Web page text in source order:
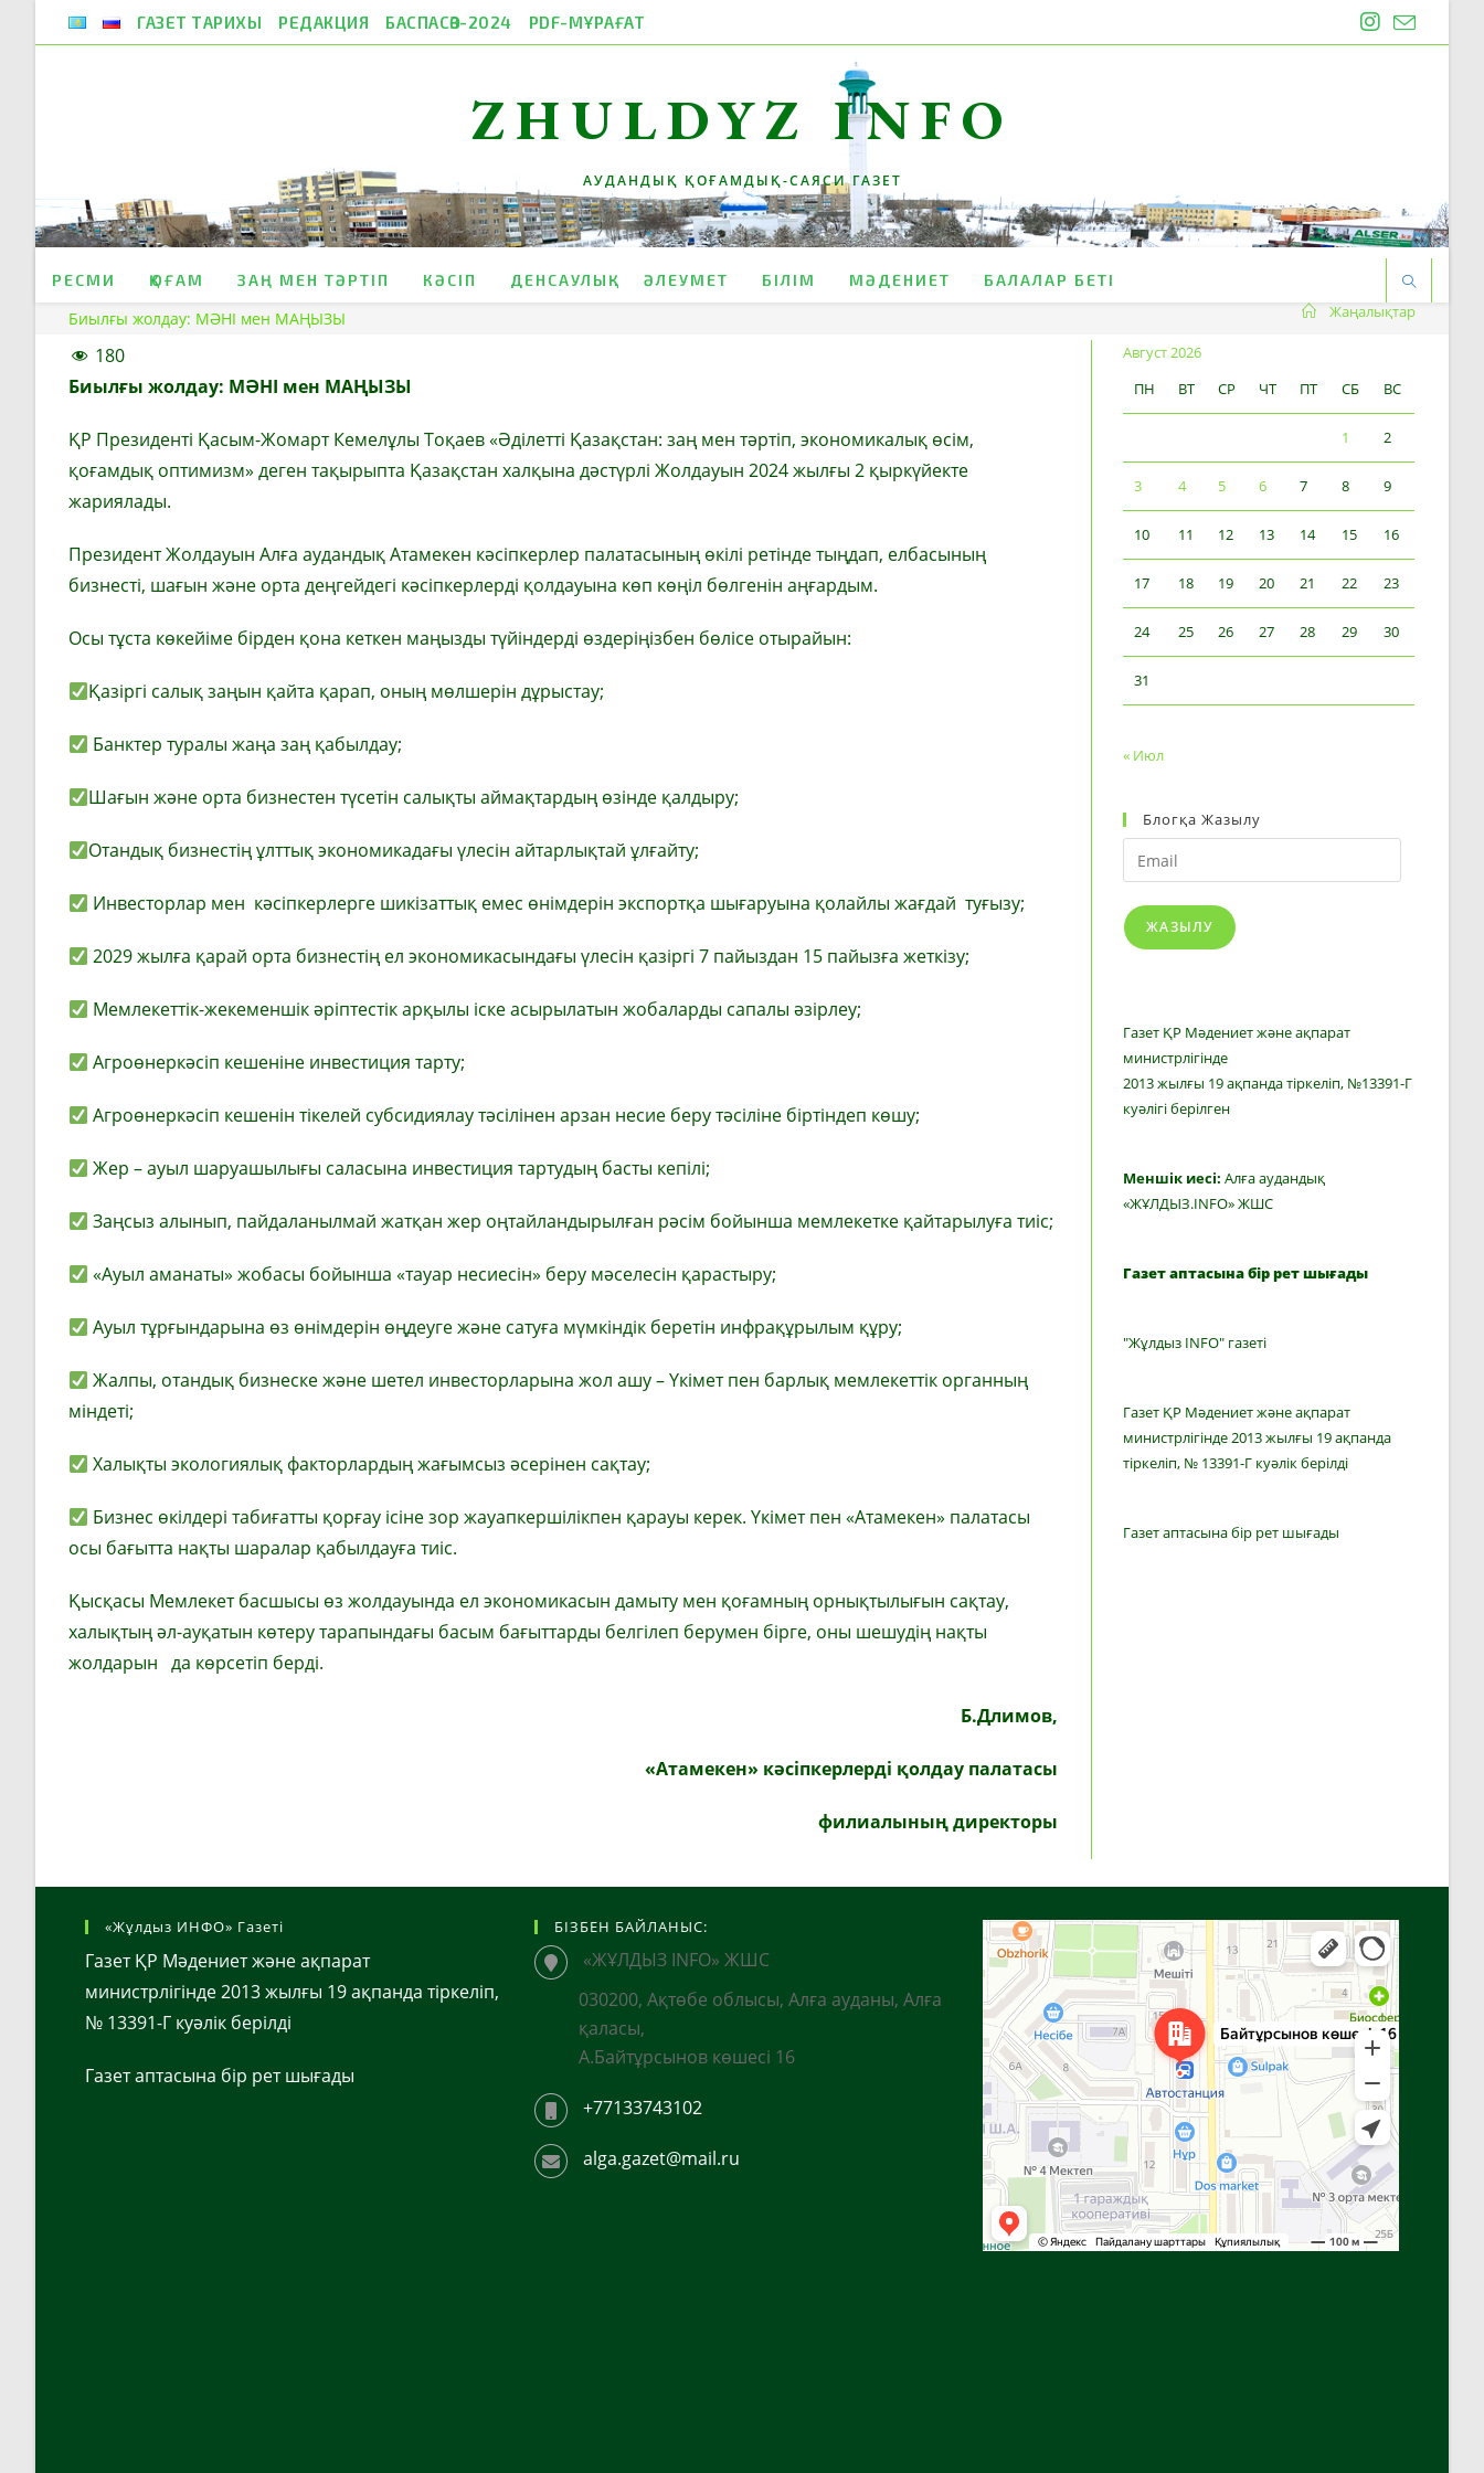
ГАЗЕТ ТАРИХЫ РЕДАКЦИЯ БАСПАСӨЗ-2024 PDF-МҰРАҒАТ
ZHULDYZ INFO
АУДАНДЫҚ ҚОҒАМДЫҚ-САЯСИ ГАЗЕТ
РЕСМИ ҚОҒАМ ЗАҢ МЕН ТӘРТІП КӘСІП ДЕНСАУЛЫҚ ӘЛЕУМЕТ БІЛІМ МӘДЕНИЕТ БАЛАЛАР БЕТІ
Биылғы жолдау: МӘНІ мен МАҢЫЗЫ Жаңалықтар
180
Биылғы жолдау: МӘНІ мен МАҢЫЗЫ
ҚР Президенті Қасым-Жомарт Кемелұлы Тоқаев «Әділетті Қазақстан: заң мен тәртіп, экономикалық өсім,
қоғамдық оптимизм» деген тақырыпта Қазақстан халқына дәстүрлі Жолдауын 2024 жылғы 2 қыркүйекте
жариялады.
Президент Жолдауын Алға аудандық Атамекен кәсіпкерлер палатасының өкілі ретінде тыңдап, елбасының
бизнесті, шағын және орта деңгейдегі кәсіпкерлерді қолдауына көп көңіл бөлгенін аңғардым.
Осы тұста көкейіме бірден қона кеткен маңызды түйіндерді өздеріңізбен бөлісе отырайын:
Қазіргі салық заңын қайта қарап, оның мөлшерін дұрыстау;
Банктер туралы жаңа заң қабылдау;
Шағын және орта бизнестен түсетін салықты аймақтардың өзінде қалдыру;
Отандық бизнестің ұлттық экономикадағы үлесін айтарлықтай ұлғайту;
Инвесторлар мен кәсіпкерлерге шикізаттық емес өнімдерін экспортқа шығаруына қолайлы жағдай туғызу;
2029 жылға қарай орта бизнестің ел экономикасындағы үлесін қазіргі 7 пайыздан 15 пайызға жеткізу;
Мемлекеттік-жекеменшік әріптестік арқылы іске асырылатын жобаларды сапалы әзірлеу;
Агроөнеркәсіп кешеніне инвестиция тарту;
Агроөнеркәсіп кешенін тікелей субсидиялау тәсілінен арзан несие беру тәсіліне біртіндеп көшу;
Жер – ауыл шаруашылығы саласына инвестиция тартудың басты кепілі;
Заңсыз алынып, пайдаланылмай жатқан жер оңтайландырылған рәсім бойынша мемлекетке қайтарылуға тиіс;
«Ауыл аманаты» жобасы бойынша «тауар несиесін» беру мәселесін қарастыру;
Ауыл тұрғындарына өз өнімдерін өңдеуге және сатуға мүмкіндік беретін инфрақұрылым құру;
Жалпы, отандық бизнеске және шетел инвесторларына жол ашу – Үкімет пен барлық мемлекеттік органның
міндеті;
Халықты экологиялық факторлардың жағымсыз әсерінен сақтау;
Бизнес өкілдері табиғатты қорғау ісіне зор жауапкершілікпен қарауы керек. Үкімет пен «Атамекен» палатасы
осы бағытта нақты шаралар қабылдауға тиіс.
Қысқасы Мемлекет басшысы өз жолдауында ел экономикасын дамыту мен қоғамның орнықтылығын сақтау,
халықтың әл-ауқатын көтеру тарапындағы басым бағыттарды белгілеп берумен бірге, оны шешудің нақты
жолдарын да көрсетіп берді.
Б.Длимов,
«Атамекен» кәсіпкерлерді қолдау палатасы
филиалының директоры
Август 2026
ПН
ВТ СР ЧТ ПТ СБ ВС
1 2
3 4 5 6 7 8 9
10 11 12 13 14 15 16
17 18 19 20 21 22 23
24 25 26 27 28 29 30
31
« Июл
Блогқа Жазылу
Email
ЖАЗЫЛУ
Газет ҚР Мәдениет және ақпарат
министрлігінде
2013 жылғы 19 ақпанда тіркеліп, №13391-Г
куәлігі берілген
Меншік иесі: Алға аудандық
«ЖҰЛДЫЗ.INFO» ЖШС
Газет аптасына бір рет шығады
"Жұлдыз INFO" газеті
Газет ҚР Мәдениет және ақпарат
министрлігінде 2013 жылғы 19 ақпанда
тіркеліп, № 13391-Г куәлік берілді
Газет аптасына бір рет шығады
«Жұлдыз ИНФО» Газеті
Газет ҚР Мәдениет және ақпарат
министрлігінде 2013 жылғы 19 ақпанда тіркеліп,
№ 13391-Г куәлік берілді
Газет аптасына бір рет шығады
БІЗБЕН БАЙЛАНЫС:
«ЖҰЛДЫЗ INFO» ЖШС
030200, Ақтөбе облысы, Алға ауданы, Алға
қаласы,
А.Байтұрсынов көшесі 16
+77133743102
alga.gazet@mail.ru
Алға
Яндекс Карталар — көлік, навигация, орындарды іздеу